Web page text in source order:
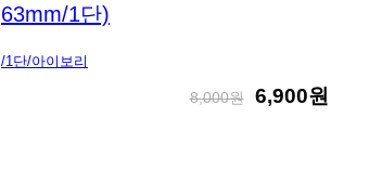
63mm/1단)
/1단/아이보리
8,000원 6,900원